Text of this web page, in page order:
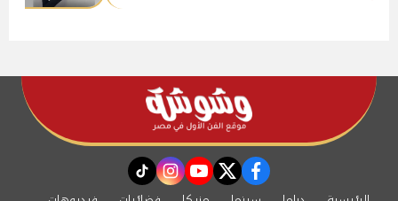
facebook
twitter
youtube
instagram
tiktok